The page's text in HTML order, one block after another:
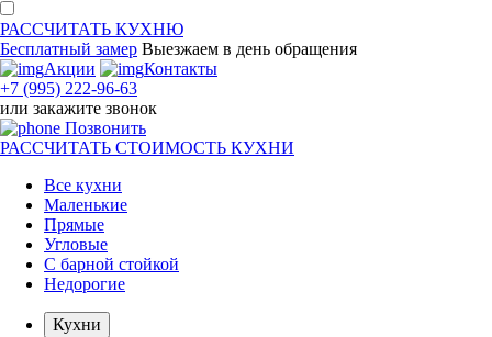
РАССЧИТАТЬ КУХНЮ
Бесплатный замер Выезжаем в день обращения
Акции
Контакты
+7 (995) 222-96-63
или закажите звонок
Позвонить
РАССЧИТАТЬ СТОИМОСТЬ КУХНИ
Все кухни
Маленькие
Прямые
Угловые
С барной стойкой
Недорогие
Кухни